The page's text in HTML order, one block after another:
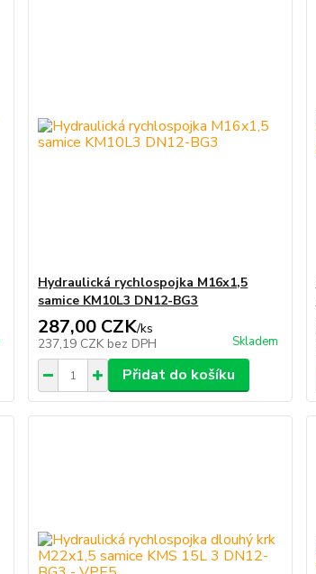
Hydraulická rychlospojka M16x1,5
samice KM10L3 DN12-BG3
287,00 CZK/ks
237,19 CZK bez DPH Skladem
Přidat do košíku